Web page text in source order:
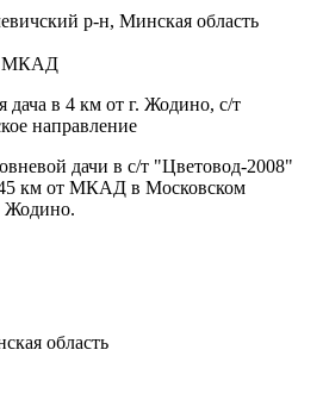
р-н, Минская область
МКАД
дача в 4 км от г. Жодино, с/т
направление
дачи в с/т "Цветовод-2008"
км от МКАД в Московском
Жодино.
область